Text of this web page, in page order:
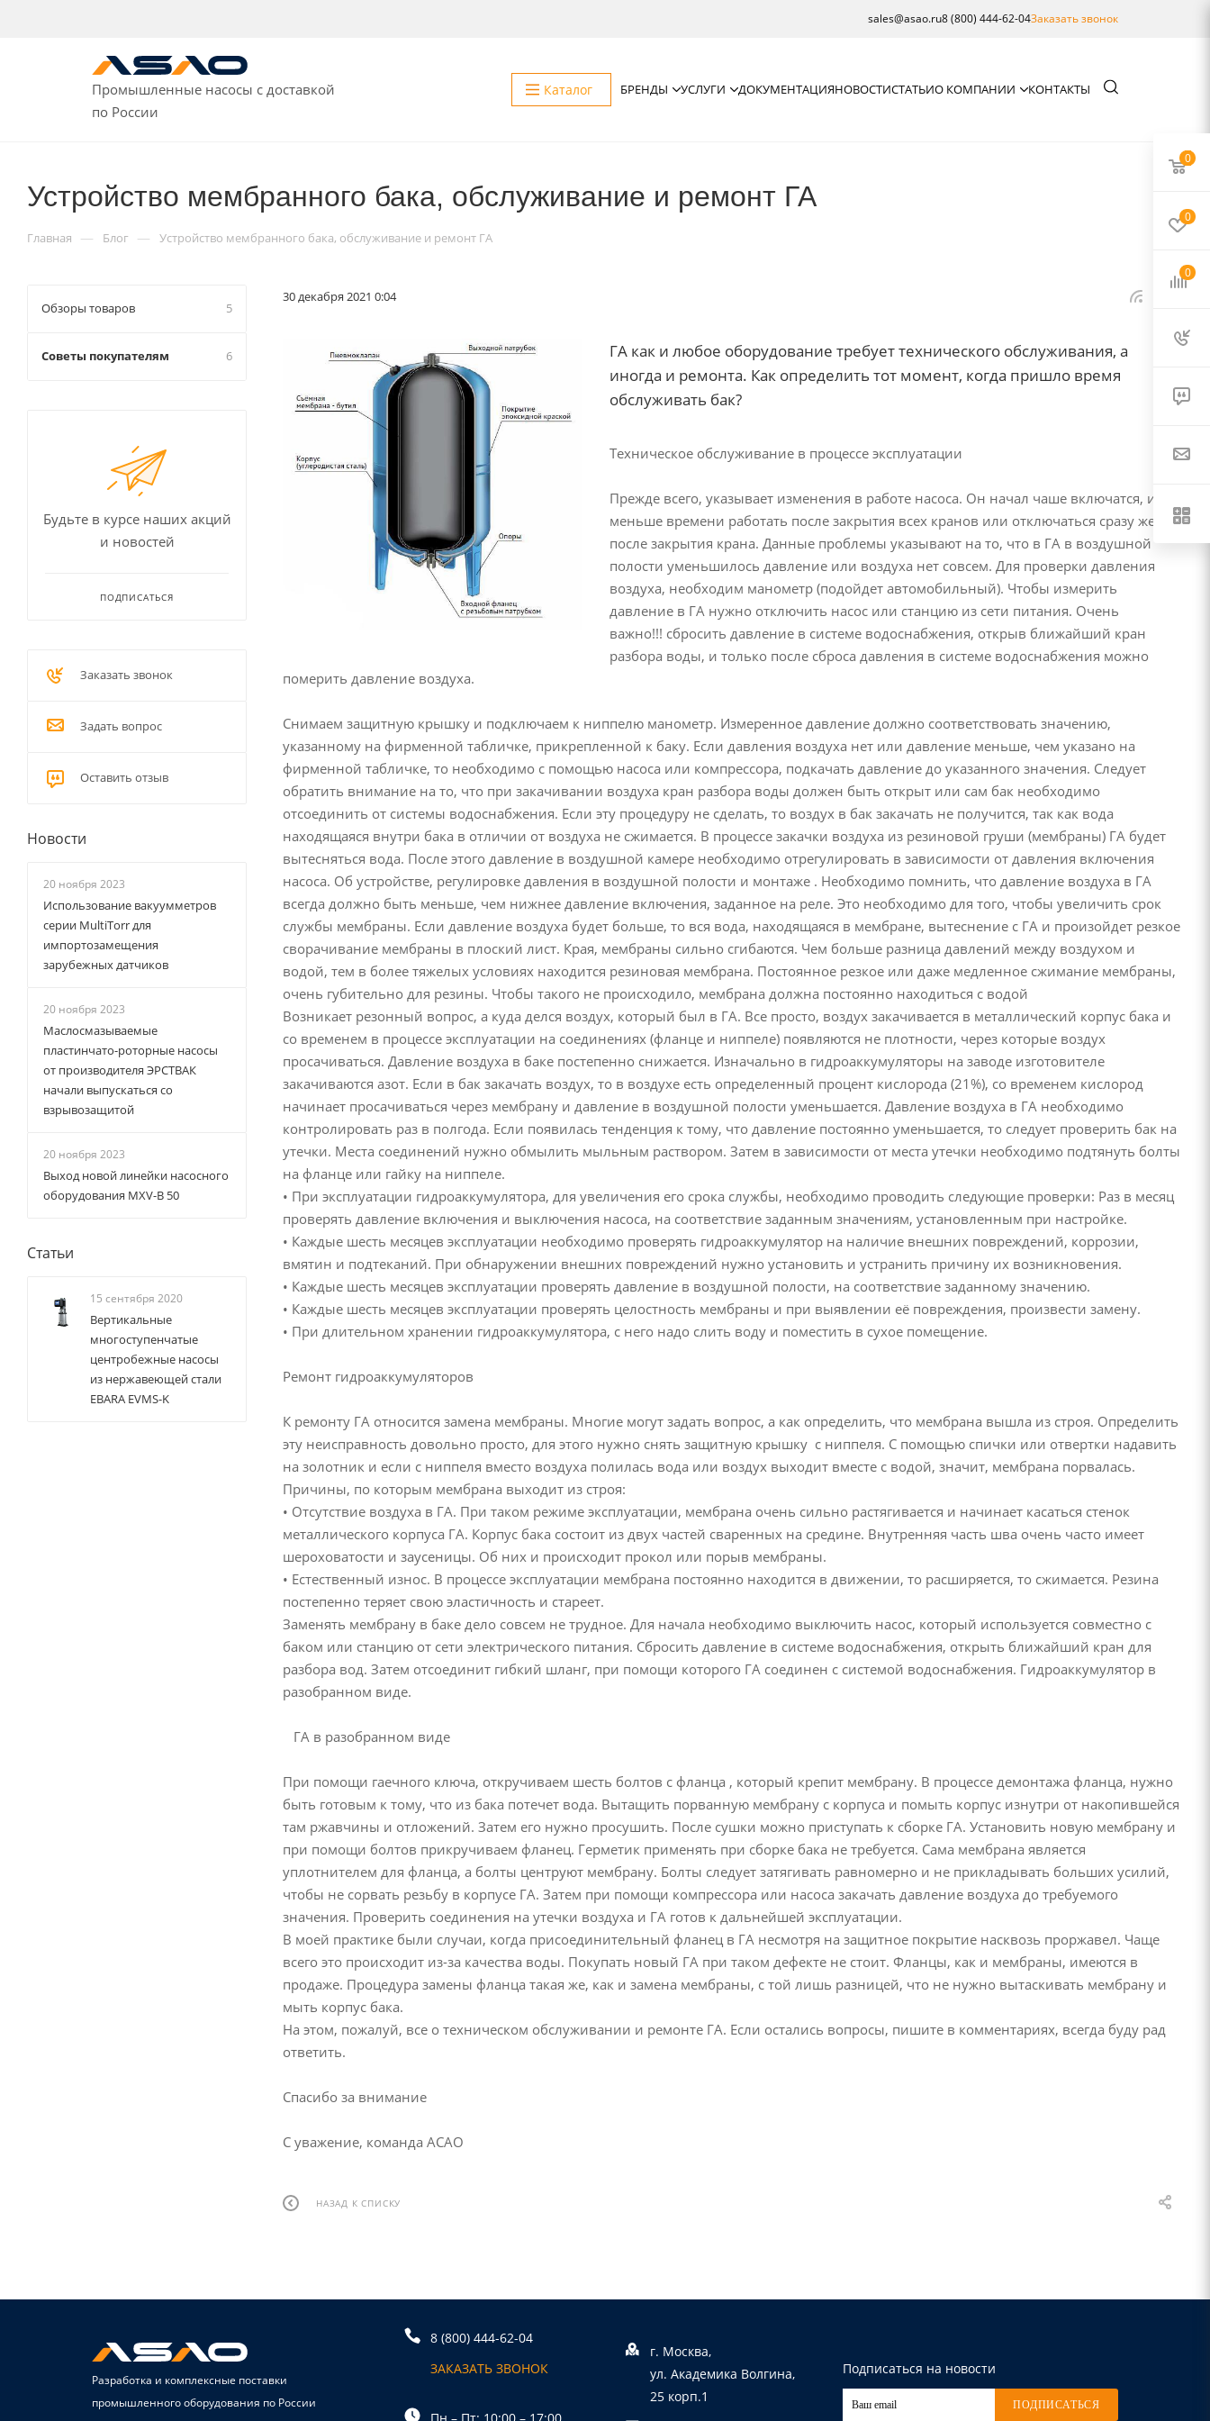
sales@asao.ru8 (800) 444-62-04Заказать звонок
Промышленные насосы с доставкой
по России
Каталог БРЕНДЫ УСЛУГИ ДОКУМЕНТАЦИЯНОВОСТИСТАТЬИО КОМПАНИИ КОНТАКТЫ
Устройство мембранного бака, обслуживание и ремонт ГА
Главная — Блог — Устройство мембранного бака, обслуживание и ремонт ГА
30 декабря 2021 0:04
ГА как и любое оборудование требует технического обслуживания, а
иногда и ремонта. Как определить тот момент, когда пришло время
обслуживать бак?
Техническое обслуживание в процессе эксплуатации
Прежде всего, указывает изменения в работе насоса. Он начал чаше включатся, и
меньше времени работать после закрытия всех кранов или отключаться сразу же
после закрытия крана. Данные проблемы указывают на то, что в ГА в воздушной
полости уменьшилось давление или воздуха нет совсем. Для проверки давления
воздуха, необходим манометр (подойдет автомобильный). Чтобы измерить
давление в ГА нужно отключить насос или станцию из сети питания. Очень
важно!!! сбросить давление в системе водоснабжения, открыв ближайший кран
разбора воды, и только после сброса давления в системе водоснабжения можно
померить давление воздуха.
Снимаем защитную крышку и подключаем к ниппелю манометр. Измеренное давление должно соответствовать значению,
указанному на фирменной табличке, прикрепленной к баку. Если давления воздуха нет или давление меньше, чем указано на
фирменной табличке, то необходимо с помощью насоса или компрессора, подкачать давление до указанного значения. Следует
обратить внимание на то, что при закачивании воздуха кран разбора воды должен быть открыт или сам бак необходимо
отсоединить от системы водоснабжения. Если эту процедуру не сделать, то воздух в бак закачать не получится, так как вода
находящаяся внутри бака в отличии от воздуха не сжимается. В процессе закачки воздуха из резиновой груши (мембраны) ГА будет
вытесняться вода. После этого давление в воздушной камере необходимо отрегулировать в зависимости от давления включения
насоса. Об устройстве, регулировке давления в воздушной полости и монтаже . Необходимо помнить, что давление воздуха в ГА
всегда должно быть меньше, чем нижнее давление включения, заданное на реле. Это необходимо для того, чтобы увеличить срок
службы мембраны. Если давление воздуха будет больше, то вся вода, находящаяся в мембране, вытеснение с ГА и произойдет резкое
сворачивание мембраны в плоский лист. Края, мембраны сильно сгибаются. Чем больше разница давлений между воздухом и
водой, тем в более тяжелых условиях находится резиновая мембрана. Постоянное резкое или даже медленное сжимание мембраны,
очень губительно для резины. Чтобы такого не происходило, мембрана должна постоянно находиться с водой
Возникает резонный вопрос, а куда делся воздух, который был в ГА. Все просто, воздух закачивается в металлический корпус бака и
со временем в процессе эксплуатации на соединениях (фланце и ниппеле) появляются не плотности, через которые воздух
просачиваться. Давление воздуха в баке постепенно снижается. Изначально в гидроаккумуляторы на заводе изготовителе
закачиваются азот. Если в бак закачать воздух, то в воздухе есть определенный процент кислорода (21%), со временем кислород
начинает просачиваться через мембрану и давление в воздушной полости уменьшается. Давление воздуха в ГА необходимо
контролировать раз в полгода. Если появилась тенденция к тому, что давление постоянно уменьшается, то следует проверить бак на
утечки. Места соединений нужно обмылить мыльным раствором. Затем в зависимости от места утечки необходимо подтянуть болты
на фланце или гайку на ниппеле.
• При эксплуатации гидроаккумулятора, для увеличения его срока службы, необходимо проводить следующие проверки: Раз в месяц
проверять давление включения и выключения насоса, на соответствие заданным значениям, установленным при настройке.
• Каждые шесть месяцев эксплуатации необходимо проверять гидроаккумулятор на наличие внешних повреждений, коррозии,
вмятин и подтеканий. При обнаружении внешних повреждений нужно установить и устранить причину их возникновения.
• Каждые шесть месяцев эксплуатации проверять давление в воздушной полости, на соответствие заданному значению.
• Каждые шесть месяцев эксплуатации проверять целостность мембраны и при выявлении её повреждения, произвести замену.
• При длительном хранении гидроаккумулятора, с него надо слить воду и поместить в сухое помещение.
Ремонт гидроаккумуляторов
К ремонту ГА относится замена мембраны. Многие могут задать вопрос, а как определить, что мембрана вышла из строя. Определить
эту неисправность довольно просто, для этого нужно снять защитную крышку с ниппеля. С помощью спички или отвертки надавить
на золотник и если с ниппеля вместо воздуха полилась вода или воздух выходит вместе с водой, значит, мембрана порвалась.
Причины, по которым мембрана выходит из строя:
• Отсутствие воздуха в ГА. При таком режиме эксплуатации, мембрана очень сильно растягивается и начинает касаться стенок
металлического корпуса ГА. Корпус бака состоит из двух частей сваренных на средине. Внутренняя часть шва очень часто имеет
шероховатости и заусеницы. Об них и происходит прокол или порыв мембраны.
• Естественный износ. В процессе эксплуатации мембрана постоянно находится в движении, то расширяется, то сжимается. Резина
постепенно теряет свою эластичность и стареет.
Заменять мембрану в баке дело совсем не трудное. Для начала необходимо выключить насос, который используется совместно с
баком или станцию от сети электрического питания. Сбросить давление в системе водоснабжения, открыть ближайший кран для
разбора вод. Затем отсоединит гибкий шланг, при помощи которого ГА соединен с системой водоснабжения. Гидроаккумулятор в
разобранном виде.
ГА в разобранном виде
При помощи гаечного ключа, откручиваем шесть болтов с фланца , который крепит мембрану. В процессе демонтажа фланца, нужно
быть готовым к тому, что из бака потечет вода. Вытащить порванную мембрану с корпуса и помыть корпус изнутри от накопившейся
там ржавчины и отложений. Затем его нужно просушить. После сушки можно приступать к сборке ГА. Установить новую мембрану и
при помощи болтов прикручиваем фланец. Герметик применять при сборке бака не требуется. Сама мембрана является
уплотнителем для фланца, а болты центруют мембрану. Болты следует затягивать равномерно и не прикладывать больших усилий,
чтобы не сорвать резьбу в корпусе ГА. Затем при помощи компрессора или насоса закачать давление воздуха до требуемого
значения. Проверить соединения на утечки воздуха и ГА готов к дальнейшей эксплуатации.
В моей практике были случаи, когда присоединительный фланец в ГА несмотря на защитное покрытие насквозь проржавел. Чаще
всего это происходит из-за качества воды. Покупать новый ГА при таком дефекте не стоит. Фланцы, как и мембраны, имеются в
продаже. Процедура замены фланца такая же, как и замена мембраны, с той лишь разницей, что не нужно вытаскивать мембрану и
мыть корпус бака.
На этом, пожалуй, все о техническом обслуживании и ремонте ГА. Если остались вопросы, пишите в комментариях, всегда буду рад
ответить.
Спасибо за внимание
С уважение, команда АСАО
НАЗАД К СПИСКУ
Обзоры товаров 5
Советы покупателям 6
Будьте в курсе наших акций
и новостей
ПОДПИСАТЬСЯ
Заказать звонок
Задать вопрос
Оставить отзыв
Новости
20 ноября 2023
Использование вакуумметров
серии MultiTorr для
импортозамещения
зарубежных датчиков
20 ноября 2023
Маслосмазываемые
пластинчато-роторные насосы
от производителя ЭРСТВАК
начали выпускаться со
взрывозащитой
20 ноября 2023
Выход новой линейки насосного
оборудования MXV-B 50
Статьи
15 сентября 2020
Вертикальные
многоступенчатые
центробежные насосы
из нержавеющей стали
EBARA EVMS-K
Разработка и комплексные поставки
промышленного оборудования по России
8 (800) 444-62-04
ЗАКАЗАТЬ ЗВОНОК
г. Москва,
ул. Академика Волгина,
25 корп.1
Подписаться на новости
ПОДПИСАТЬСЯ
0
0
0